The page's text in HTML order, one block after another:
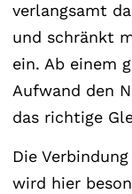
verlangsamt
und schränkt
ein. Ab einem
Aufwand den
das richtige
Die
wird hier